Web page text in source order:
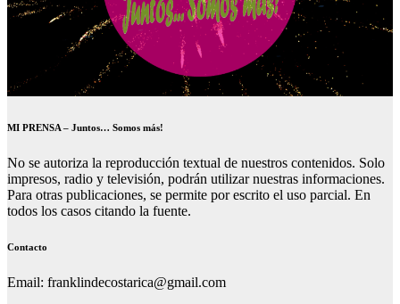
MI PRENSA – Juntos… Somos más!
No se autoriza la reproducción textual de nuestros contenidos. Solo
impresos, radio y televisión, podrán utilizar nuestras informaciones.
Para otras publicaciones, se permite por escrito el uso parcial. En
todos los casos citando la fuente.
Contacto
Email: franklindecostarica@gmail.com